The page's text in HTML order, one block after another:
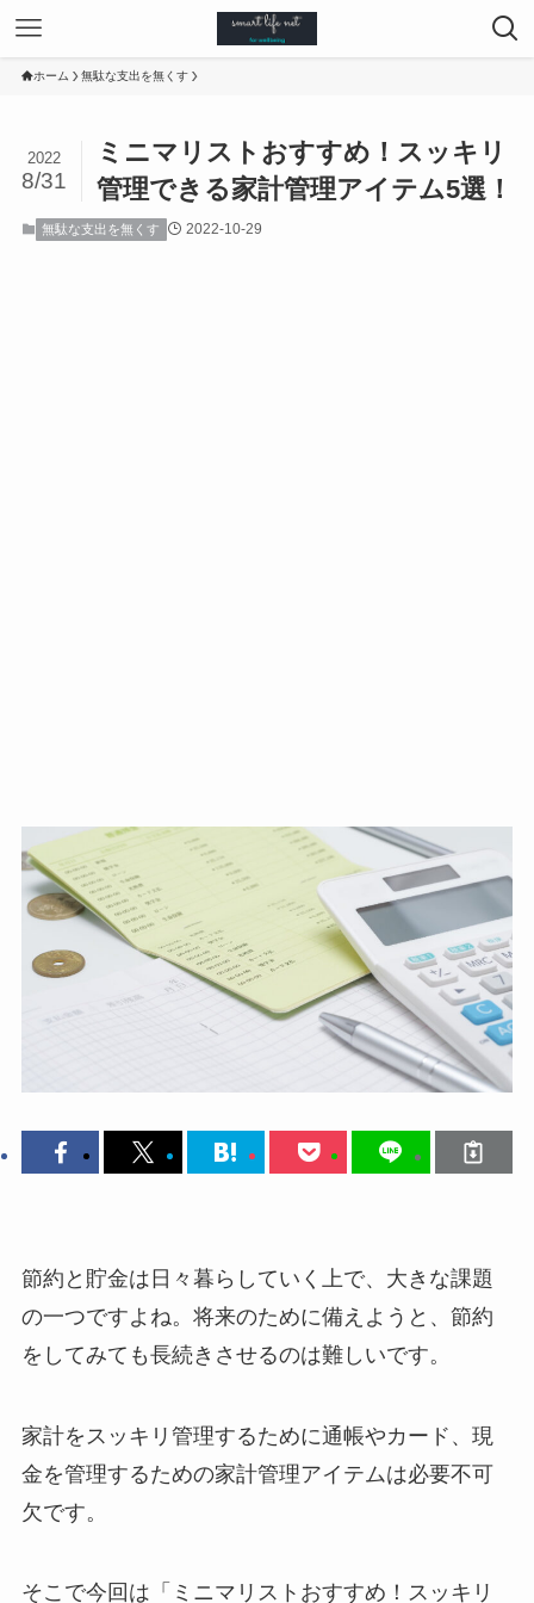
ホーム 無駄な支出を無くす
ミニマリストおすすめ！スッキリ
管理できる家計管理アイテム5選！
2022
8/31
無駄な支出を無くす 2022-10-29
節約と貯金は日々暮らしていく上で、大きな課題
の一つですよね。将来のために備えようと、節約
をしてみても長続きさせるのは難しいです。
家計をスッキリ管理するために通帳やカード、現
金を管理するための家計管理アイテムは必要不可
欠です。
そこで今回は「ミニマリストおすすめ！スッキリ